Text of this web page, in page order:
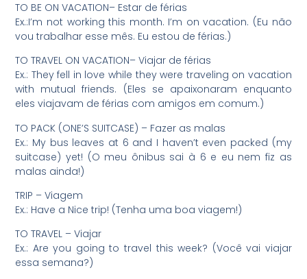
TO BE ON VACATION– Estar de férias
Ex.:I’m not working this month. I’m on vacation. (Eu não
vou trabalhar esse mês. Eu estou de férias.)
TO TRAVEL ON VACATION– Viajar de férias
Ex.: They fell in love while they were traveling on vacation
with mutual friends. (Eles se apaixonaram enquanto
eles viajavam de férias com amigos em comum.)
TO PACK (ONE’S SUITCASE) – Fazer as malas
Ex.: My bus leaves at 6 and I haven’t even packed (my
suitcase) yet! (O meu ônibus sai à 6 e eu nem fiz as
malas ainda!)
TRIP – Viagem
Ex.: Have a Nice trip! (Tenha uma boa viagem!)
TO TRAVEL – Viajar
Ex.: Are you going to travel this week? (Você vai viajar
essa semana?)